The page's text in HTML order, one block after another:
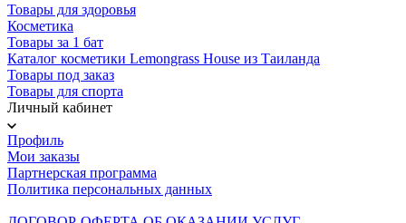
Товары для здоровья
Косметика
Товары за 1 бат
Каталог косметики Lemongrass House из Таиланда
Товары под заказ
Товары для спорта
Личный кабинет
Профиль
Мои заказы
Партнерская программа
Политика персональных данных